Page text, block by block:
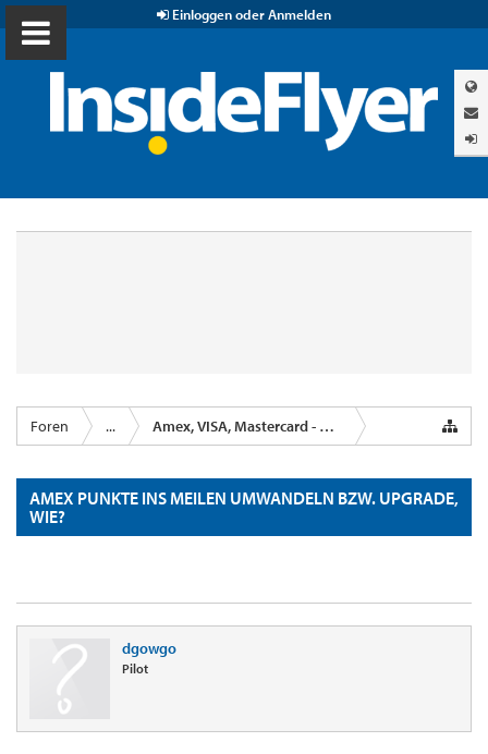
Einloggen oder Anmelden
Foren ... Amex, VISA, Mastercard - Kreditkartenanbieter
AMEX PUNKTE INS MEILEN UMWANDELN BZW. UPGRADE,
WIE?
dgowgo
Pilot